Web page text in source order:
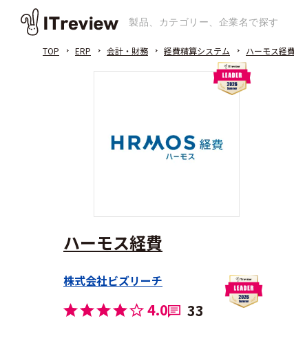
TOP ERP 会計・財務 経費精算システム ハーモス経
ハーモス経費
株式会社ビズリーチ
4.0 33